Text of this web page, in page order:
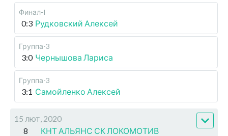
Финал-I
0:3 Рудковский Алексей
Группа-3
3:0 Чернышова Лариса
Группа-3
3:1 Самойленко Алексей
15 лют, 2020
8
КНТ АЛЬЯНС СК ЛОКОМОТИВ